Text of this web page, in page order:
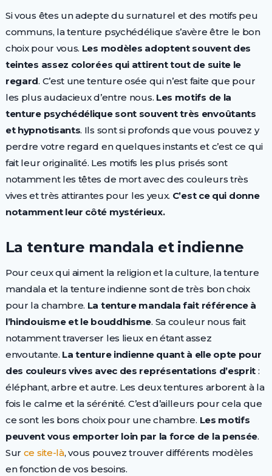
Si vous êtes un adepte du surnaturel et des motifs peu
communs, la tenture psychédélique s’avère être le bon
choix pour vous. Les modèles adoptent souvent des
teintes assez colorées qui attirent tout de suite le
regard. C’est une tenture osée qui n’est faite que pour
les plus audacieux d’entre nous. Les motifs de la
tenture psychédélique sont souvent très envoûtants
et hypnotisants. Ils sont si profonds que vous pouvez y
perdre votre regard en quelques instants et c’est ce qui
fait leur originalité. Les motifs les plus prisés sont
notamment les têtes de mort avec des couleurs très
vives et très attirantes pour les yeux. C’est ce qui donne
notamment leur côté mystérieux.
La tenture mandala et indienne
Pour ceux qui aiment la religion et la culture, la tenture
mandala et la tenture indienne sont de très bon choix
pour la chambre. La tenture mandala fait référence à
l’hindouisme et le bouddhisme. Sa couleur nous fait
notamment traverser les lieux en étant assez
envoutante. La tenture indienne quant à elle opte pour
des couleurs vives avec des représentations d’esprit :
éléphant, arbre et autre. Les deux tentures arborent à la
fois le calme et la sérénité. C’est d’ailleurs pour cela que
ce sont les bons choix pour une chambre. Les motifs
peuvent vous emporter loin par la force de la pensée.
Sur ce site-là, vous pouvez trouver différents modèles
en fonction de vos besoins.